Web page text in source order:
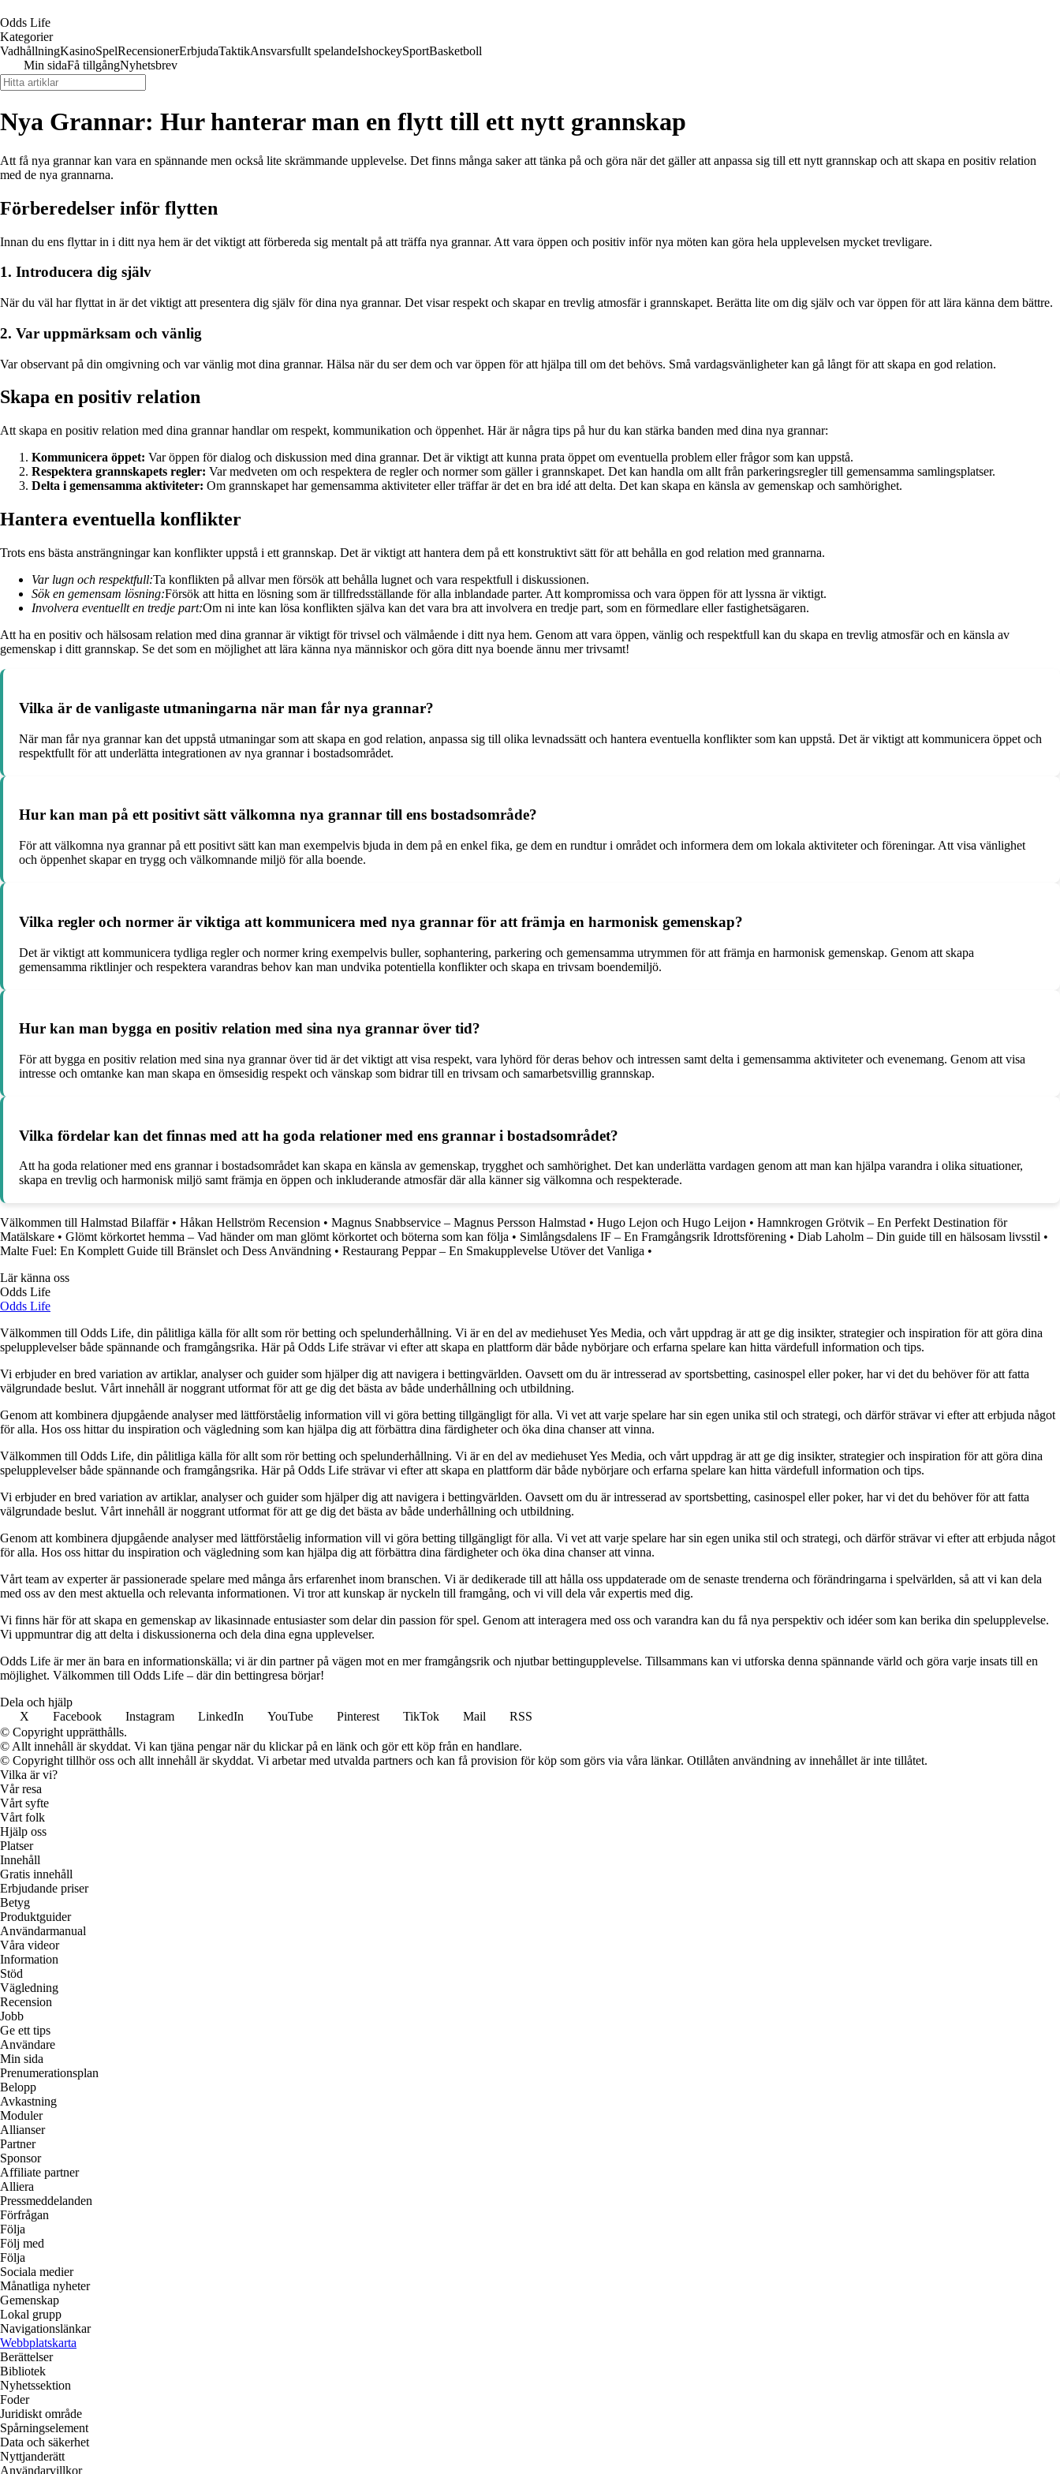
Odds Life
Kategorier
VadhållningKasinoSpelRecensionerErbjudaTaktikAnsvarsfullt spelandeIshockeySportBasketboll
Min sidaFå tillgångNyhetsbrev
Nya Grannar: Hur hanterar man en flytt till ett nytt grannskap
Att få nya grannar kan vara en spännande men också lite skrämmande upplevelse. Det finns många saker att tänka på och göra när det gäller att anpassa sig till ett nytt grannskap och att skapa en positiv relation
med de nya grannarna.
Förberedelser inför flytten
Innan du ens flyttar in i ditt nya hem är det viktigt att förbereda sig mentalt på att träffa nya grannar. Att vara öppen och positiv inför nya möten kan göra hela upplevelsen mycket trevligare.
1. Introducera dig själv
När du väl har flyttat in är det viktigt att presentera dig själv för dina nya grannar. Det visar respekt och skapar en trevlig atmosfär i grannskapet. Berätta lite om dig själv och var öppen för att lära känna dem bättre.
2. Var uppmärksam och vänlig
Var observant på din omgivning och var vänlig mot dina grannar. Hälsa när du ser dem och var öppen för att hjälpa till om det behövs. Små vardagsvänligheter kan gå långt för att skapa en god relation.
Skapa en positiv relation
Att skapa en positiv relation med dina grannar handlar om respekt, kommunikation och öppenhet. Här är några tips på hur du kan stärka banden med dina nya grannar:
Kommunicera öppet: Var öppen för dialog och diskussion med dina grannar. Det är viktigt att kunna prata öppet om eventuella problem eller frågor som kan uppstå.
Respektera grannskapets regler: Var medveten om och respektera de regler och normer som gäller i grannskapet. Det kan handla om allt från parkeringsregler till gemensamma samlingsplatser.
Delta i gemensamma aktiviteter: Om grannskapet har gemensamma aktiviteter eller träffar är det en bra idé att delta. Det kan skapa en känsla av gemenskap och samhörighet.
Hantera eventuella konflikter
Trots ens bästa ansträngningar kan konflikter uppstå i ett grannskap. Det är viktigt att hantera dem på ett konstruktivt sätt för att behålla en god relation med grannarna.
Var lugn och respektfull:Ta konflikten på allvar men försök att behålla lugnet och vara respektfull i diskussionen.
Sök en gemensam lösning:Försök att hitta en lösning som är tillfredsställande för alla inblandade parter. Att kompromissa och vara öppen för att lyssna är viktigt.
Involvera eventuellt en tredje part:Om ni inte kan lösa konflikten själva kan det vara bra att involvera en tredje part, som en förmedlare eller fastighetsägaren.
Att ha en positiv och hälsosam relation med dina grannar är viktigt för trivsel och välmående i ditt nya hem. Genom att vara öppen, vänlig och respektfull kan du skapa en trevlig atmosfär och en känsla av
gemenskap i ditt grannskap. Se det som en möjlighet att lära känna nya människor och göra ditt nya boende ännu mer trivsamt!
Vilka är de vanligaste utmaningarna när man får nya grannar?
När man får nya grannar kan det uppstå utmaningar som att skapa en god relation, anpassa sig till olika levnadssätt och hantera eventuella konflikter som kan uppstå. Det är viktigt att kommunicera öppet och
respektfullt för att underlätta integrationen av nya grannar i bostadsområdet.
Hur kan man på ett positivt sätt välkomna nya grannar till ens bostadsområde?
För att välkomna nya grannar på ett positivt sätt kan man exempelvis bjuda in dem på en enkel fika, ge dem en rundtur i området och informera dem om lokala aktiviteter och föreningar. Att visa vänlighet
och öppenhet skapar en trygg och välkomnande miljö för alla boende.
Vilka regler och normer är viktiga att kommunicera med nya grannar för att främja en harmonisk gemenskap?
Det är viktigt att kommunicera tydliga regler och normer kring exempelvis buller, sophantering, parkering och gemensamma utrymmen för att främja en harmonisk gemenskap. Genom att skapa
gemensamma riktlinjer och respektera varandras behov kan man undvika potentiella konflikter och skapa en trivsam boendemiljö.
Hur kan man bygga en positiv relation med sina nya grannar över tid?
För att bygga en positiv relation med sina nya grannar över tid är det viktigt att visa respekt, vara lyhörd för deras behov och intressen samt delta i gemensamma aktiviteter och evenemang. Genom att visa
intresse och omtanke kan man skapa en ömsesidig respekt och vänskap som bidrar till en trivsam och samarbetsvillig grannskap.
Vilka fördelar kan det finnas med att ha goda relationer med ens grannar i bostadsområdet?
Att ha goda relationer med ens grannar i bostadsområdet kan skapa en känsla av gemenskap, trygghet och samhörighet. Det kan underlätta vardagen genom att man kan hjälpa varandra i olika situationer,
skapa en trevlig och harmonisk miljö samt främja en öppen och inkluderande atmosfär där alla känner sig välkomna och respekterade.
Välkommen till Halmstad Bilaffär• Håkan Hellström Recension • Magnus Snabbservice – Magnus Persson Halmstad • Hugo Lejon och Hugo Leijon • Hamnkrogen Grötvik – En Perfekt Destination för
Matälskare • Glömt körkortet hemma – Vad händer om man glömt körkortet och böterna som kan följa • Simlångsdalens IF – En Framgångsrik Idrottsförening • Diab Laholm – Din guide till en hälsosam livsstil •
Malte Fuel: En Komplett Guide till Bränslet och Dess Användning • Restaurang Peppar – En Smakupplevelse Utöver det Vanliga •
Lär känna oss
Odds Life
Odds Life
Välkommen till Odds Life, din pålitliga källa för allt som rör betting och spelunderhållning. Vi är en del av mediehuset Yes Media, och vårt uppdrag är att ge dig insikter, strategier och inspiration för att göra dina
spelupplevelser både spännande och framgångsrika. Här på Odds Life strävar vi efter att skapa en plattform där både nybörjare och erfarna spelare kan hitta värdefull information och tips.
Vi erbjuder en bred variation av artiklar, analyser och guider som hjälper dig att navigera i bettingvärlden. Oavsett om du är intresserad av sportsbetting, casinospel eller poker, har vi det du behöver för att fatta
välgrundade beslut. Vårt innehåll är noggrant utformat för att ge dig det bästa av både underhållning och utbildning.
Genom att kombinera djupgående analyser med lättförståelig information vill vi göra betting tillgängligt för alla. Vi vet att varje spelare har sin egen unika stil och strategi, och därför strävar vi efter att erbjuda något
för alla. Hos oss hittar du inspiration och vägledning som kan hjälpa dig att förbättra dina färdigheter och öka dina chanser att vinna.
Välkommen till Odds Life, din pålitliga källa för allt som rör betting och spelunderhållning. Vi är en del av mediehuset Yes Media, och vårt uppdrag är att ge dig insikter, strategier och inspiration för att göra dina
spelupplevelser både spännande och framgångsrika. Här på Odds Life strävar vi efter att skapa en plattform där både nybörjare och erfarna spelare kan hitta värdefull information och tips.
Vi erbjuder en bred variation av artiklar, analyser och guider som hjälper dig att navigera i bettingvärlden. Oavsett om du är intresserad av sportsbetting, casinospel eller poker, har vi det du behöver för att fatta
välgrundade beslut. Vårt innehåll är noggrant utformat för att ge dig det bästa av både underhållning och utbildning.
Genom att kombinera djupgående analyser med lättförståelig information vill vi göra betting tillgängligt för alla. Vi vet att varje spelare har sin egen unika stil och strategi, och därför strävar vi efter att erbjuda något
för alla. Hos oss hittar du inspiration och vägledning som kan hjälpa dig att förbättra dina färdigheter och öka dina chanser att vinna.
Vårt team av experter är passionerade spelare med många års erfarenhet inom branschen. Vi är dedikerade till att hålla oss uppdaterade om de senaste trenderna och förändringarna i spelvärlden, så att vi kan dela
med oss av den mest aktuella och relevanta informationen. Vi tror att kunskap är nyckeln till framgång, och vi vill dela vår expertis med dig.
Vi finns här för att skapa en gemenskap av likasinnade entusiaster som delar din passion för spel. Genom att interagera med oss och varandra kan du få nya perspektiv och idéer som kan berika din spelupplevelse.
Vi uppmuntrar dig att delta i diskussionerna och dela dina egna upplevelser.
Odds Life är mer än bara en informationskälla; vi är din partner på vägen mot en mer framgångsrik och njutbar bettingupplevelse. Tillsammans kan vi utforska denna spännande värld och göra varje insats till en
möjlighet. Välkommen till Odds Life – där din bettingresa börjar!
Dela och hjälp
X
Facebook Instagram LinkedIn YouTube Pinterest TikTok Mail
RSS
© Copyright upprätthålls.
© Allt innehåll är skyddat. Vi kan tjäna pengar när du klickar på en länk och gör ett köp från en handlare.
© Copyright tillhör oss och allt innehåll är skyddat. Vi arbetar med utvalda partners och kan få provision för köp som görs via våra länkar. Otillåten användning av innehållet är inte tillåtet.
Vilka är vi?
Vår resa
Vårt syfte
Vårt folk
Hjälp oss
Platser
Innehåll
Gratis innehåll
Erbjudande priser
Betyg
Produktguider
Användarmanual
Våra videor
Information
Stöd
Vägledning
Recension
Jobb
Ge ett tips
Användare
Min sida
Prenumerationsplan
Belopp
Avkastning
Moduler
Allianser
Partner
Sponsor
Affiliate partner
Alliera
Pressmeddelanden
Förfrågan
Följa
Följ med
Följa
Sociala medier
Månatliga nyheter
Gemenskap
Lokal grupp
Navigationslänkar
Webbplatskarta
Berättelser
Bibliotek
Nyhetssektion
Foder
Juridiskt område
Spårningselement
Data och säkerhet
Nyttjanderätt
Användarvillkor